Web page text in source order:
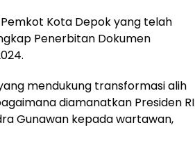
Kota Depok yang telah
Penerbitan Dokumen
mendukung transformasi alih
diamanatkan Presiden RI
Gunawan kepada wartawan,